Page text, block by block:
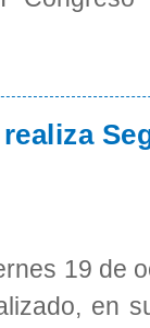
19 de
en